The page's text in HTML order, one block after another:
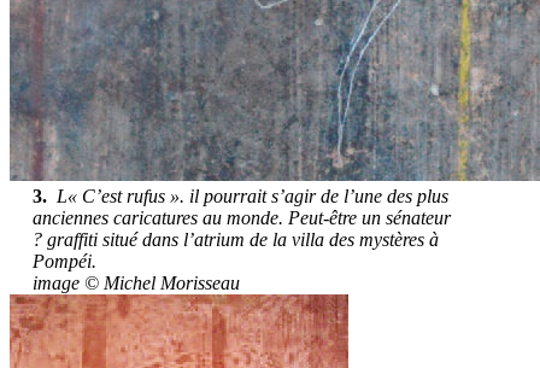
3. L« C’est rufus ». il pourrait s’agir de l’une des plus
anciennes caricatures au monde. Peut-être un sénateur
? graffiti situé dans l’atrium de la villa des mystères à
Pompéi.
image © Michel Morisseau